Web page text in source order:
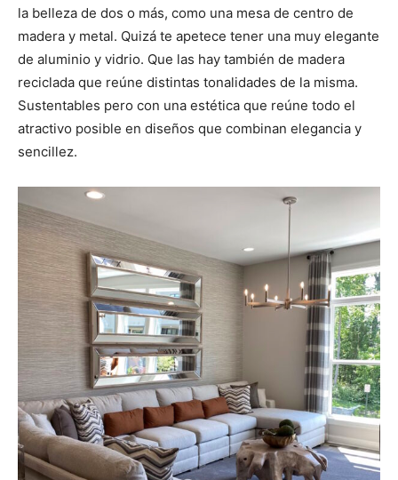
la belleza de dos o más, como una mesa de centro de
madera y metal. Quizá te apetece tener una muy elegante
de aluminio y vidrio. Que las hay también de madera
reciclada que reúne distintas tonalidades de la misma.
Sustentables pero con una estética que reúne todo el
atractivo posible en diseños que combinan elegancia y
sencillez.